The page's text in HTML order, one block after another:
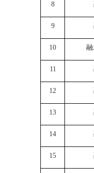
8
9
10
11
12
13
14
15